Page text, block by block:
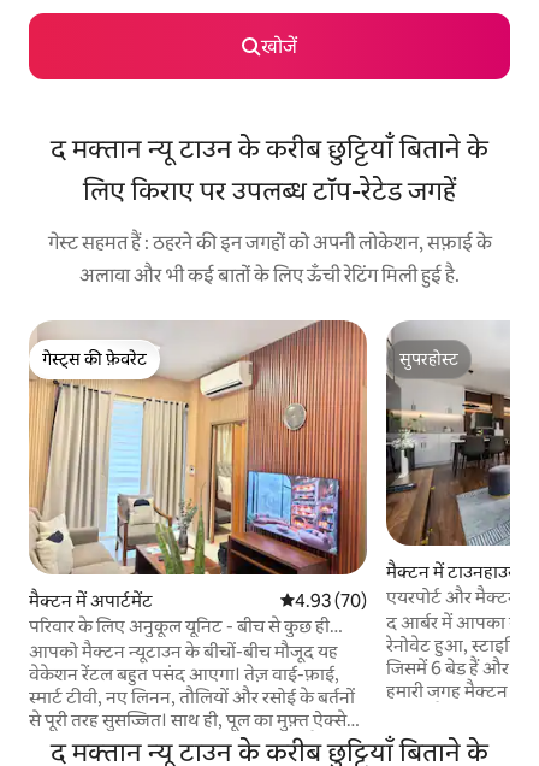
खोजें
द मक्तान न्यू टाउन के करीब छुट्टियाँ बिताने के
लिए किराए पर उपलब्ध टॉप-रेटेड जगहें
गेस्ट सहमत हैं : ठहरने की इन जगहों को अपनी लोकेशन, सफ़ाई के
अलावा और भी कई बातों के लिए ऊँची रेटिंग मिली हुई है.
गेस्ट्स की फ़ेवरेट
गेस्ट्स की फ़ेवरेट
मैक्टन में अपार्टमेंट औसत रेटिंग 5 में से 4.93, 70 समीक्षाएँ
4.93 (70)
परिवार के लिए अनुकूल यूनिट - बीच से कुछ ही
मिनट की दूरी पर
आपको मैक्टन न्यूटाउन के बीचों-बीच मौजूद यह
वेकेशन रेंटल बहुत पसंद आएगा। तेज़ वाई-फ़ाई,
स्मार्ट टीवी, नए लिनन, तौलियों और रसोई के बर्तनों
से पूरी तरह सुसज्जित। साथ ही, पूल का मुफ़्त ऐक्सेस।
साथ ही, सुविधा स्टोर, कॉफ़ी शॉप, रेस्टोरेंट, मैक्टन
सुपरहोस्ट
सुपरहोस्ट
मैक्टन में टाउनहाउस
एयरपोर्ट और मैक्टन
आधुनिक घर
द आर्बर में आपका
रेनोवेट हुआ,
जिसमें 6 बेड हैं और 10
हमारी जगह मैक्टन
की दूरी पर है। हर कमरे में लगे एयर कंडीशनर की
बदौलत पूरे दिन ठंडक
द मक्तान न्यू टाउन के करीब छुट्टियाँ बिताने के